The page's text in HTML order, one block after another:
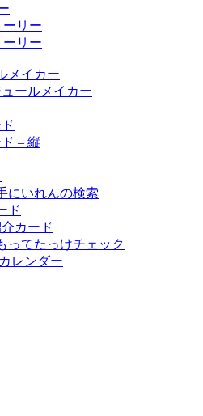
ーリー
ーリー
メイカー
ールメイカー
– 縦
にいれんの検索
ド
カード
ってたっけチェック
レンダー